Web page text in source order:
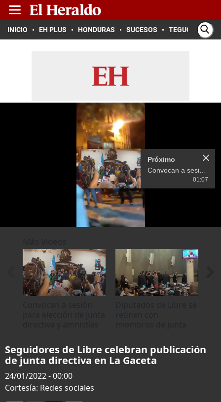
INICIO EH PLUS HONDURAS SUCESOS TEGUCIGALPA
seconds
Próximo
Convocan a sesión para elección de junta directiva y amnistías
01:07
Congreso Nacional
Seguidores de Libre celebran publicación
de junta directiva en La Gaceta
24/01/2022 - 00:00
Cortesía: Redes sociales